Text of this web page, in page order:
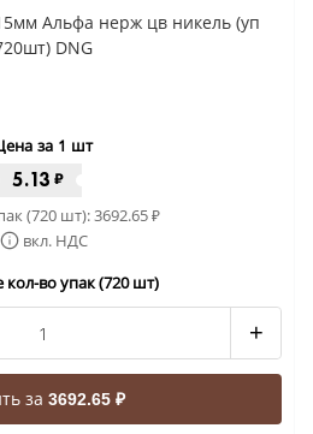
Альфа нерж цв никель (уп
DNG
за 1 шт
5.13 ₽
(720 шт):3692.65₽
вкл. НДС
кол-во упак (720 шт)
+
за 3692.65 ₽